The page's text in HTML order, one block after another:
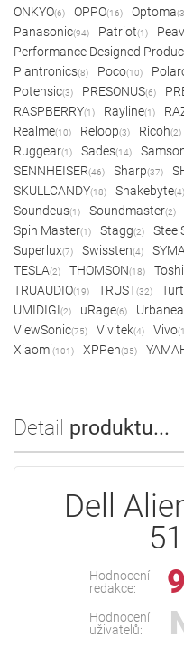
ONKYO(6) OPPO(16) Optoma
Panasonic(94) Patriot(1)
Performance Designed
Plantronics(8) Poco(10)
Potensic(3) PRESONUS(6)
RASPBERRY(1) Rayline(1)
Realme(10) Reloop(3) Ricoh(2)
Ruggear(1) Sades(14)
SENNHEISER(46) Sharp(37)
SKULLCANDY(18) Snakebyte(4)
Soundeus(1) Soundmaster(2)
Spin Master(1) Stagg(2)
Superlux(7) Swissten(4) SYMA
TESLA(2) THOMSON(18)
TRUAUDIO(19) TRUST(32)
UMIDIGI(2) uRage(6)
ViewSonic(75) Vivitek(4) Vivo
Xiaomi(101) XPPen(35)
Detail produktu...
Dell
Hodnocení
redakce:
Hodnocení
uživatelů: